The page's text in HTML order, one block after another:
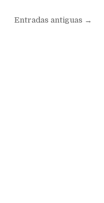
Entradas antiguas →